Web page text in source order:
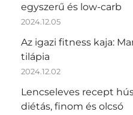
egyszerű és low-carb
2024.12.05
Az igazi fitness kaja:
tilápia
2024.12.02
Lencseleves recept
diétás, finom és olcsó